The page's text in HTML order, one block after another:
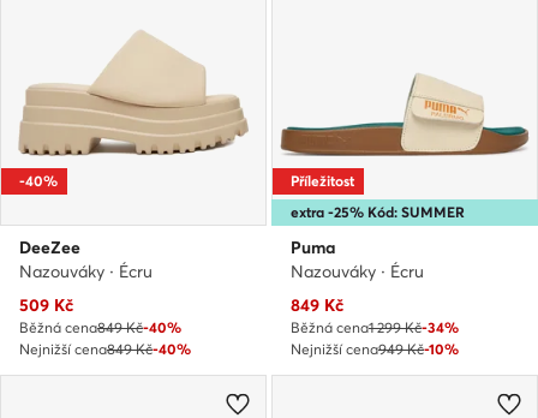
-40%
DeeZee
Nazouváky · Écru
Aktuální cena
509 Kč
Běžná cena849 Kč-40%
Nejnižší cena849 Kč-40%
extra -25% Kód: SUMMER
Příležitost
Puma
Nazouváky · Écru
Aktuální cena
849 Kč
Běžná cena1 299 Kč-34%
Nejnižší cena949 Kč-10%